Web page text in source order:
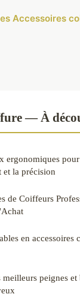
Accessoires
— À
ergonomiques
la précision
de Coiffeurs
en accessoires
peignes et